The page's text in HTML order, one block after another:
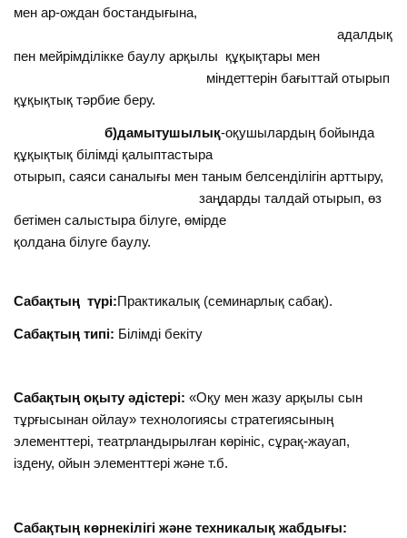
мен ар-ождан бостандығына,
адалдық
пен мейрімділікке баулу арқылы құқықтары мен
міндеттерін бағыттай отырып
құқықтық тәрбие беру.
б)дамытушылық-оқушылардың бойында
құқықтық білімді қалыптастыра
отырып, саяси саналығы мен таным белсенділігін арттыру,
заңдарды талдай отырып, өз
бетімен салыстыра білуге, өмірде
қолдана білуге баулу.
Сабақтың түрі:Практикалық (семинарлық сабақ).
Сабақтың типі: Білімді бекіту
Сабақтың оқыту әдістері: «Оқу мен жазу арқылы сын
тұрғысынан ойлау» технологиясы стратегиясының
элементтері, театрландырылған көрініс, сұрақ-жауап,
іздену, ойын элементтері және т.б.
Сабақтың көрнекілігі және техникалық жабдығы: